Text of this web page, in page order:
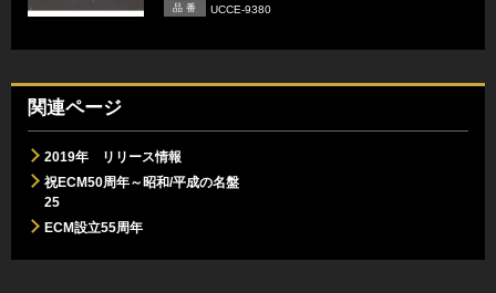
品 番 UCCE-9380
関連ページ
2019年 リリース情報
祝ECM50周年～昭和/平成の名盤
25
ECM設立55周年